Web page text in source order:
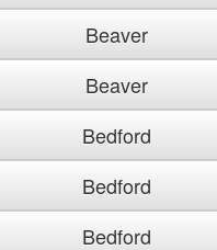
Beaver
Beaver
Bedford
Bedford
Bedford